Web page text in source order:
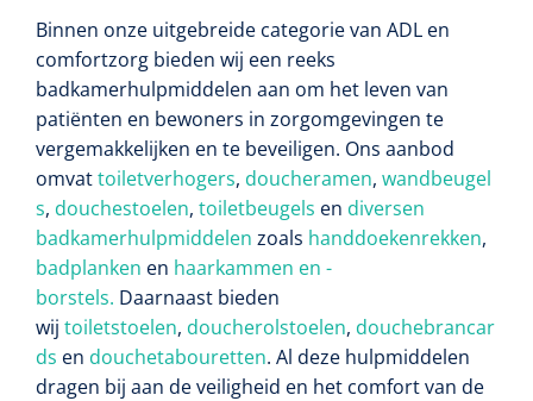
Binnen onze uitgebreide categorie van ADL en
comfortzorg bieden wij een reeks
badkamerhulpmiddelen aan om het leven van
patiënten en bewoners in zorgomgevingen te
vergemakkelijken en te beveiligen. Ons aanbod
omvattoiletverhogers, doucheramen, wandbeugel
s, douchestoelen, toiletbeugels en diversen
badkamerhulpmiddelen zoals handdoekenrekken,
badplanken en haarkammen en -
borstels. Daarnaast bieden
wij toiletstoelen, doucherolstoelen, douchebrancar
ds en douchetabouretten. Al deze hulpmiddelen
dragen bij aan de veiligheid en het comfort van de